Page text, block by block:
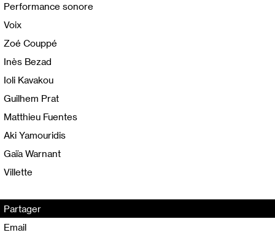
Performance sonore
Voix
Zoé Couppé
Inès Bezad
Ioli Kavakou
Guilhem Prat
Matthieu Fuentes
Aki Yamouridis
Gaïa Warnant
Villette
Partager
Email